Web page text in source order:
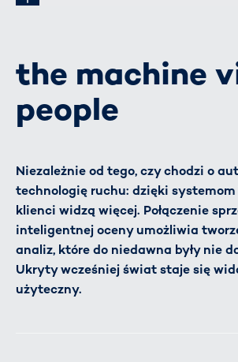
the machine
people
Niezależnie od tego, czy chodzi o
technologię ruchu: dzięki systemom
klienci widzą więcej. Połączenie
inteligentnej oceny umożliwia
analiz, które do niedawna były nie
Ukryty wcześniej świat staje się
użyteczny.